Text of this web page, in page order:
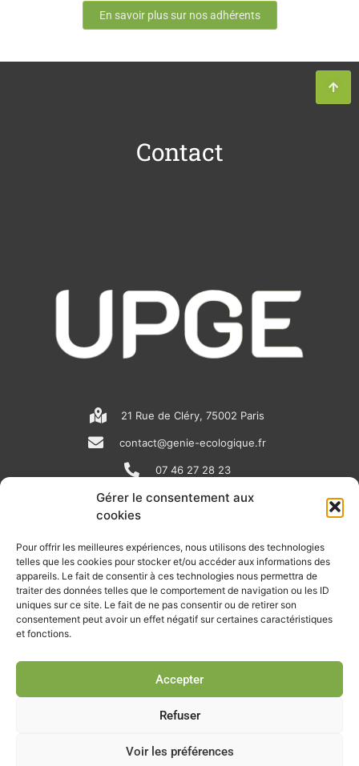
Gérer le consentement aux
cookies
Pour offrir les meilleures expériences, nous utilisons des technologies
telles que les cookies pour stocker et/ou accéder aux informations des
appareils. Le fait de consentir à ces technologies nous permettra de
traiter des données telles que le comportement de navigation ou les ID
uniques sur ce site. Le fait de ne pas consentir ou de retirer son
consentement peut avoir un effet négatif sur certaines caractéristiques
et fonctions.
Accepter
Refuser
Voir les préférences
En savoir plus sur nos adhérents
Contact
21 Rue de Cléry, 75002 Paris
contact@genie-ecologique.fr
07 46 27 28 23
N
e
w
s
p
p
e
i
n
k
e
i
n
o
u
t
u
e
RECEVOIR L'ACTU DE LA FILIÈRE
Retrouvez tous les mois les articles terrain de nos adhérents, les
rendez-vous importants de la filière, nos offres de stages et
Je m'abonne à la lettre d'info